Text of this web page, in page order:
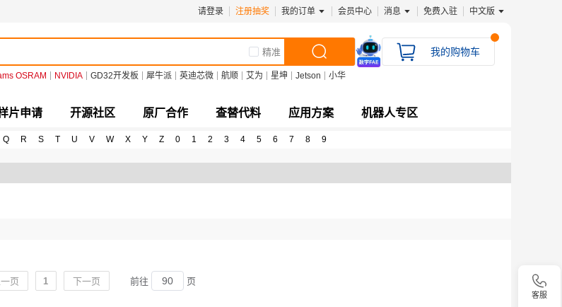
请登录 注册抽奖 我的订单 会员中心 消息 免费入驻 中文版
客服
精准
OSRAM NVIDIA GD32开发板 犀牛派 英迪芯微 航顺 艾为 星坤 Jetson 小华
我的购物车
片申请 开源社区 原厂合作 查替代料 应用方案 机器人专区
Q R S T U V W X Y Z 0 1 2 3 4 5 6 7 8 9
一页 1 下一页 前往 页